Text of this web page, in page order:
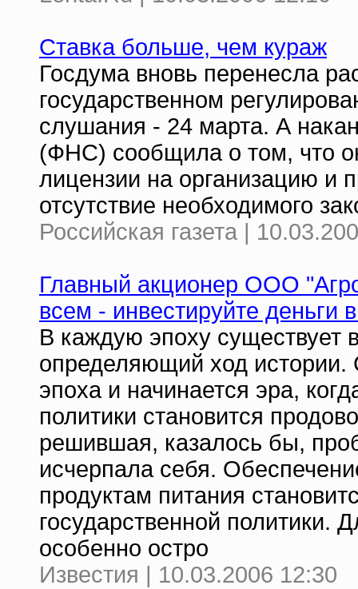
Ставка больше, чем кураж
Госдума вновь перенесла
государственном
слушания - 24 марта. А
(ФНС) сообщила о том, что
лицензии на организацию и
отсутствие необходимого
Российская газета |
Главный акционер ООО
всем - инвестируйте деньги
В каждую эпоху существует
определяющий ход истории.
эпоха и начинается эра,
политики становится
решившая, казалось бы,
исчерпала себя.
продуктам питания
государственной политики.
особенно остро
Известия | 10.03.2006 12:30